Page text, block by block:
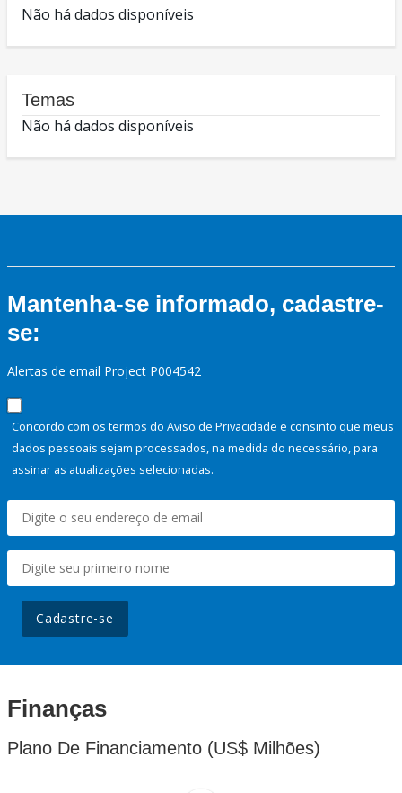
Não há dados disponíveis
Temas
Não há dados disponíveis
Mantenha-se informado, cadastre-
se:
Alertas de email Project P004542
Concordo com os termos do Aviso de Privacidade e consinto que meus
dados pessoais sejam processados, na medida do necessário, para
assinar as atualizações selecionadas.
Cadastre-se
Finanças
Plano De Financiamento (US$ Milhões)